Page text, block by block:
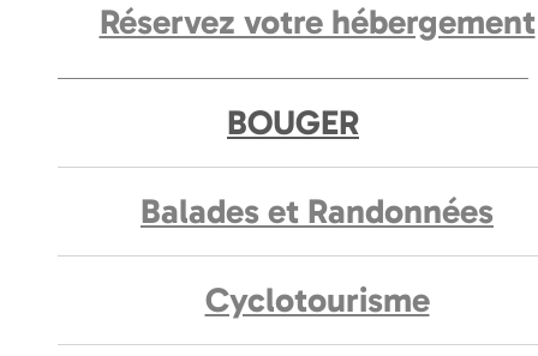
Réservez votre hébergement
BOUGER
Balades et Randonnées
Cyclotourisme